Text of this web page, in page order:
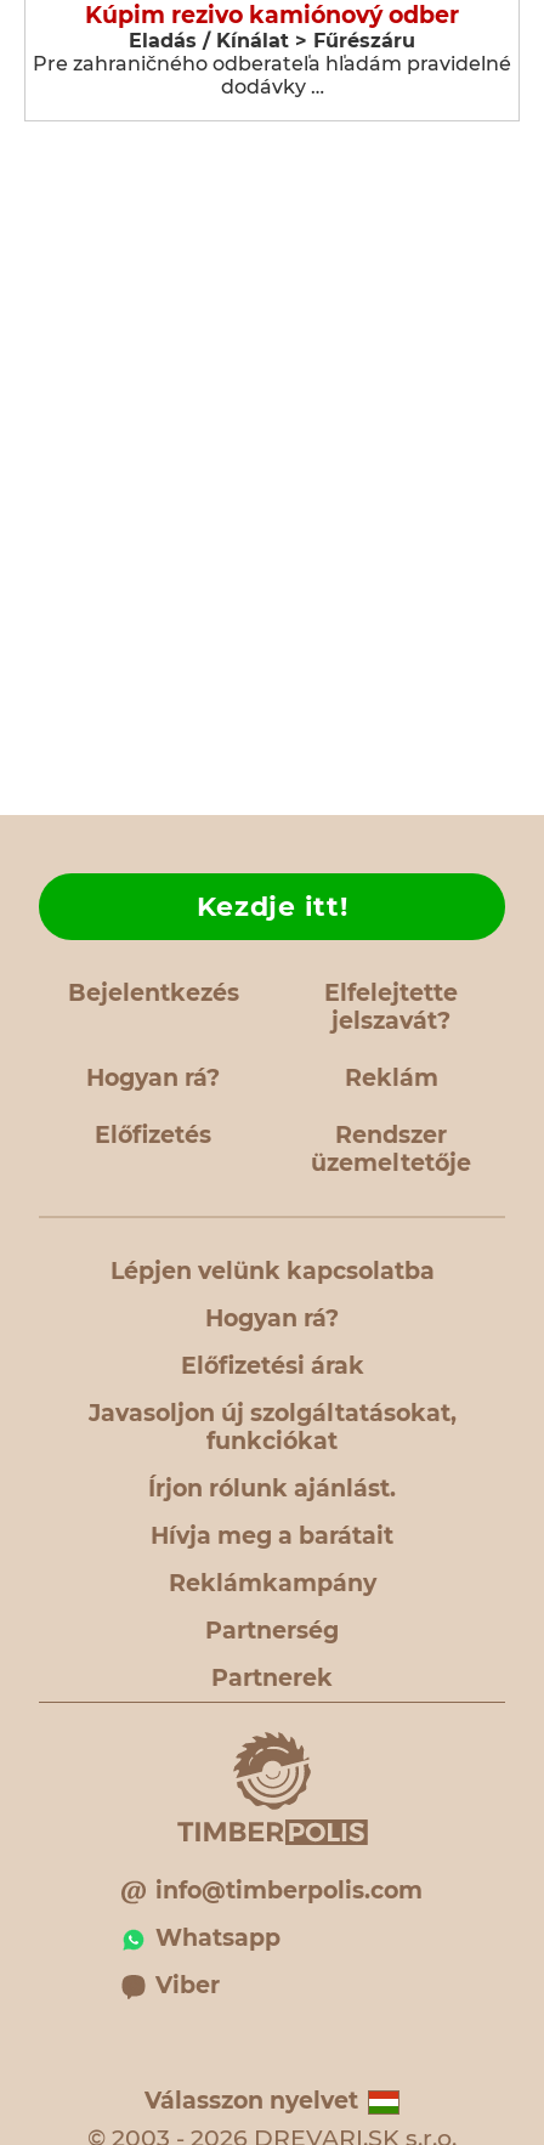
Kúpim rezivo kamiónový odber
Eladás / Kínálat > Fűrészáru
Pre zahraničného odberateľa hľadám pravidelné
dodávky …
Bejelentkezés
Elfelejtette
jelszavát?
Hogyan rá?
Kezdje itt!
Reklám
Előfizetés
Rendszer
üzemeltetője
Lépjen velünk kapcsolatba
Hogyan rá?
Előfizetési árak
Javasoljon új szolgáltatásokat,
funkciókat
Írjon rólunk ajánlást.
Hívja meg a barátait
Reklámkampány
Partnerség
Partnerek
info@timberpolis.com
Whatsapp
Viber
Válasszon nyelvet
© 2003 - 2026 DREVARI.SK s.r.o.